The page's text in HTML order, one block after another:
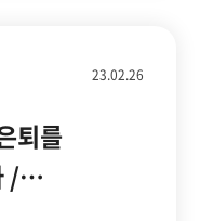
23.02.26
퇴를
/